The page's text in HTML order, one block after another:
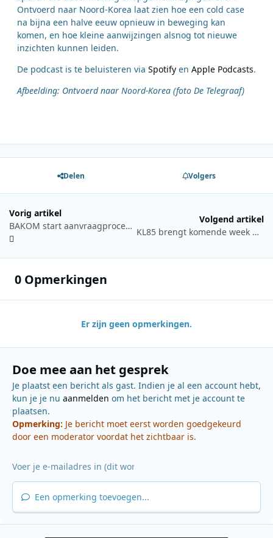
Ontvoerd naar Noord-Korea laat zien hoe een cold case
na bijna een halve eeuw opnieuw in beweging kan
komen, en hoe kleine aanwijzingen alsnog tot nieuwe
inzichten kunnen leiden.
De podcast is te beluisteren via Spotify en Apple Podcasts.
Afbeelding: Ontvoerd naar Noord-Korea (foto De Telegraaf)
Delen Volgers
Vorig artikel
BAKOM start aanvraagprocedure voor nieuwe FM-frequenties in Zwitserland
Volgend artikel
KL85 brengt komende week weer veel historische programma’s terug op de radio
0 Opmerkingen
Er zijn geen opmerkingen.
Doe mee aan het gesprek
Je plaatst een bericht als gast. Indien je al een account hebt,
kun je je nu aanmelden om het bericht met je account te
plaatsen.
Opmerking: Je bericht moet eerst worden goedgekeurd
door een moderator voordat het zichtbaar is.
Een opmerking toevoegen...